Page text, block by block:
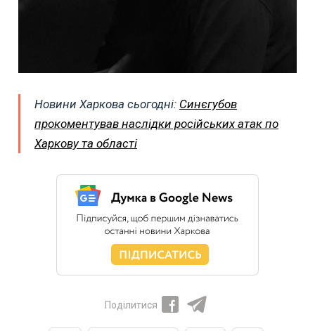
Новини Харкова сьогодні: Синєгубов
прокоментував наслідки російських атак по
Харкову та області
Поділитися